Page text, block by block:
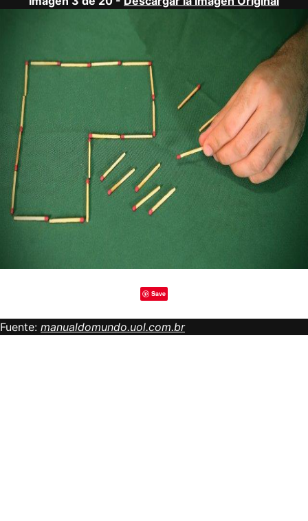
Save
Fuente: manualdomundo.uol.com.br